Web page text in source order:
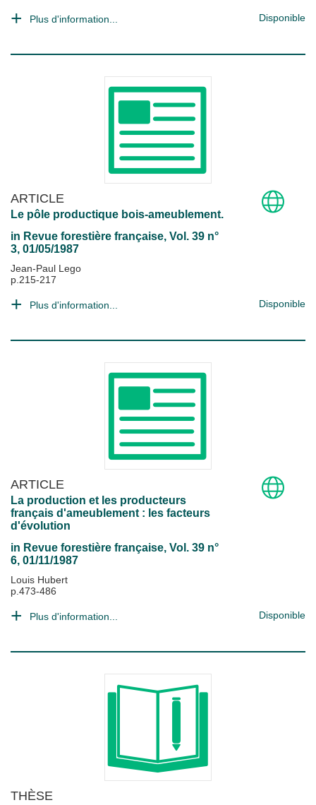
Plus d'information... Disponible
ARTICLE
Le pôle productique bois-ameublement.
in Revue forestière française, Vol. 39 n°
3, 01/05/1987
Jean-Paul Lego
p.215-217
Plus d'information... Disponible
ARTICLE
La production et les producteurs
français d'ameublement : les facteurs
d'évolution
in Revue forestière française, Vol. 39 n°
6, 01/11/1987
Louis Hubert
p.473-486
Plus d'information... Disponible
THÈSE